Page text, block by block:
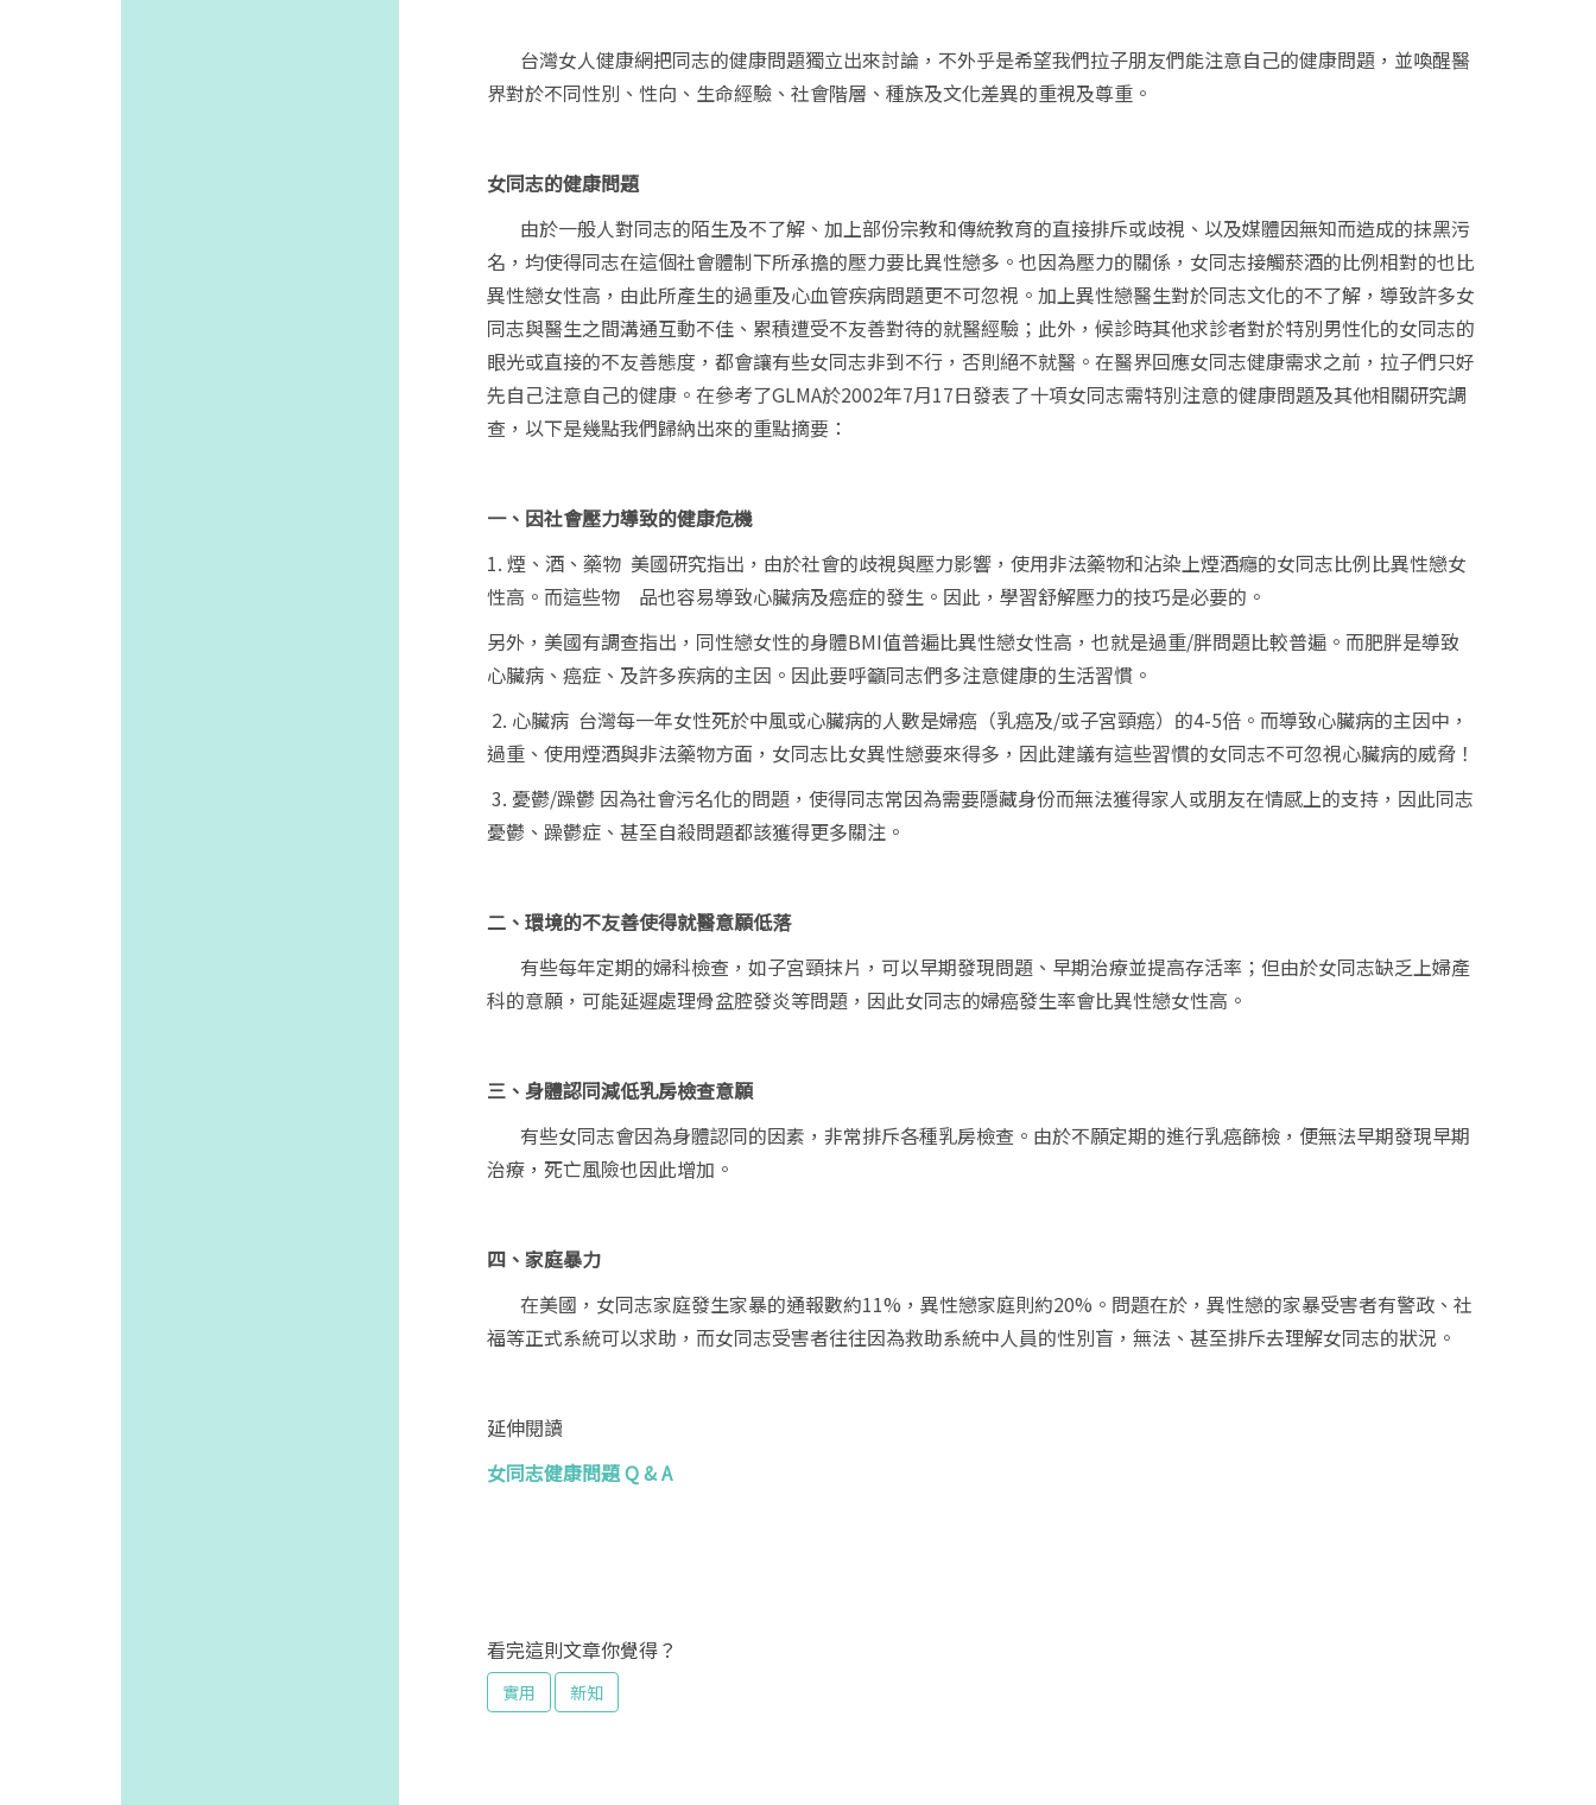
台灣女人健康網把同志的健康問題獨立出來討論，不外乎是希望我們拉子朋友們能注意自己的健康問題，並喚醒醫
界對於不同性別、性向、生命經驗、社會階層、種族及文化差異的重視及尊重。
女同志的健康問題
由於一般人對同志的陌生及不了解、加上部份宗教和傳統教育的直接排斥或歧視、以及媒體因無知而造成的抹黑污
名，均使得同志在這個社會體制下所承擔的壓力要比異性戀多。也因為壓力的關係，女同志接觸菸酒的比例相對的也比
異性戀女性高，由此所產生的過重及心血管疾病問題更不可忽視。加上異性戀醫生對於同志文化的不了解，導致許多女
同志與醫生之間溝通互動不佳、累積遭受不友善對待的就醫經驗；此外，候診時其他求診者對於特別男性化的女同志的
眼光或直接的不友善態度，都會讓有些女同志非到不行，否則絕不就醫。在醫界回應女同志健康需求之前，拉子們只好
先自己注意自己的健康。在參考了GLMA於2002年7月17日發表了十項女同志需特別注意的健康問題及其他相關研究調
查，以下是幾點我們歸納出來的重點摘要：
一、因社會壓力導致的健康危機
1. 煙、酒、藥物 美國研究指出，由於社會的歧視與壓力影響，使用非法藥物和沾染上煙酒癮的女同志比例比異性戀女
性高。而這些物
品也容易導致心臟病及癌症的發生。因此，學習舒解壓力的技巧是必要的。
另外，美國有調查指出，同性戀女性的身體BMI值普遍比異性戀女性高，也就是過重/胖問題比較普遍。而肥胖是導致
心臟病、癌症、及許多疾病的主因。因此要呼籲同志們多注意健康的生活習慣。
2. 心臟病 台灣每一年女性死於中風或心臟病的人數是婦癌（乳癌及/或子宮頸癌）的4-5倍。而導致心臟病的主因中，
過重、使用煙酒與非法藥物方面，女同志比女異性戀要來得多，因此建議有這些習慣的女同志不可忽視心臟病的威脅！
3. 憂鬱/躁鬱 因為社會污名化的問題，使得同志常因為需要隱藏身份而無法獲得家人或朋友在情感上的支持，因此同志
憂鬱、躁鬱症、甚至自殺問題都該獲得更多關注。
二、環境的不友善使得就醫意願低落
有些每年定期的婦科檢查，如子宮頸抹片，可以早期發現問題、早期治療並提高存活率；但由於女同志缺乏上婦產
科的意願，可能延遲處理骨盆腔發炎等問題，因此女同志的婦癌發生率會比異性戀女性高。
三、身體認同減低乳房檢查意願
有些女同志會因為身體認同的因素，非常排斥各種乳房檢查。由於不願定期的進行乳癌篩檢，便無法早期發現早期
治療，死亡風險也因此增加。
四、家庭暴力
在美國，女同志家庭發生家暴的通報數約11% ，異性戀家庭則約20% 。問題在於，異性戀的家暴受害者有警政、社
福等正式系統可以求助，而女同志受害者往往因為救助系統中人員的性別盲，無法、甚至排斥去理解女同志的狀況。
延伸閱讀
女同志健康問題 Q & A
看完這則文章你覺得？
實用 新知